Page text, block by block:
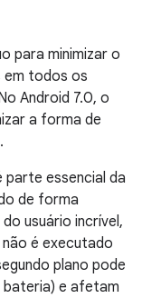
para minimizar o
em todos os
Android 7.0, o
a forma de
parte essencial da
de forma
usuário incrível,
é executado
plano pode
bateria) e afetam